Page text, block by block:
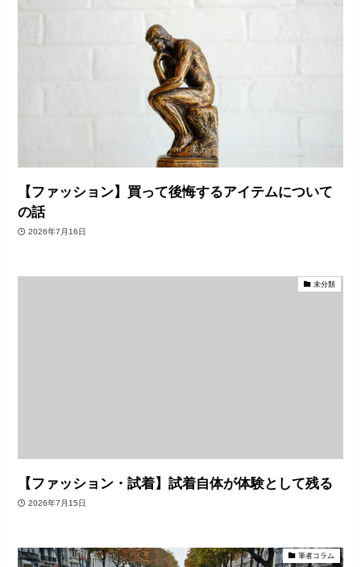
【ファッション】買って後悔するアイテムについて
の話
2026年7月16日
未分類
【ファッション・試着】試着自体が体験として残る
2026年7月15日
筆者コラム